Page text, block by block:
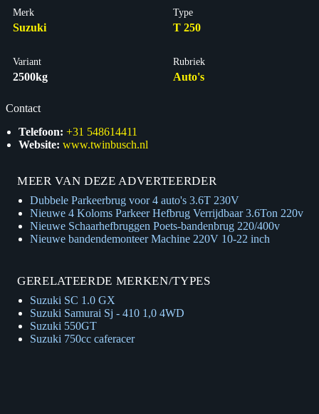
Merk
Suzuki
Type
T 250
Variant
2500kg
Rubriek
Auto's
Contact
Telefoon: +31 548614411
Website: www.twinbusch.nl
MEER VAN DEZE ADVERTEERDER
Dubbele Parkeerbrug voor 4 auto's 3.6T 230V
Nieuwe 4 Koloms Parkeer Hefbrug Verrijdbaar 3.6Ton 220v
Nieuwe Schaarhefbruggen Poets-bandenbrug 220/400v
Nieuwe bandendemonteer Machine 220V 10-22 inch
GERELATEERDE MERKEN/TYPES
Suzuki SC 1.0 GX
Suzuki Samurai Sj - 410 1,0 4WD
Suzuki 550GT
Suzuki 750cc caferacer